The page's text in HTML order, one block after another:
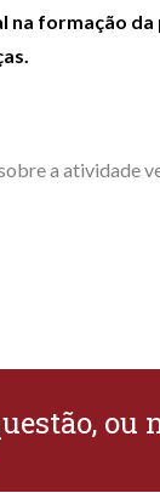
na formação
a atividade
ou